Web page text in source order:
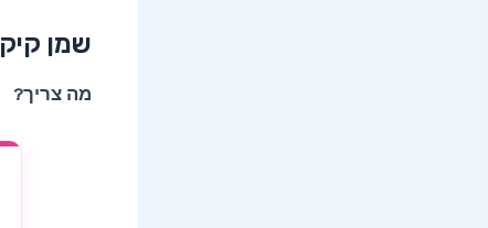
שמן קיק
מה צריך?